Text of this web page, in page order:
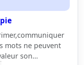
mots ne peuvent
son…